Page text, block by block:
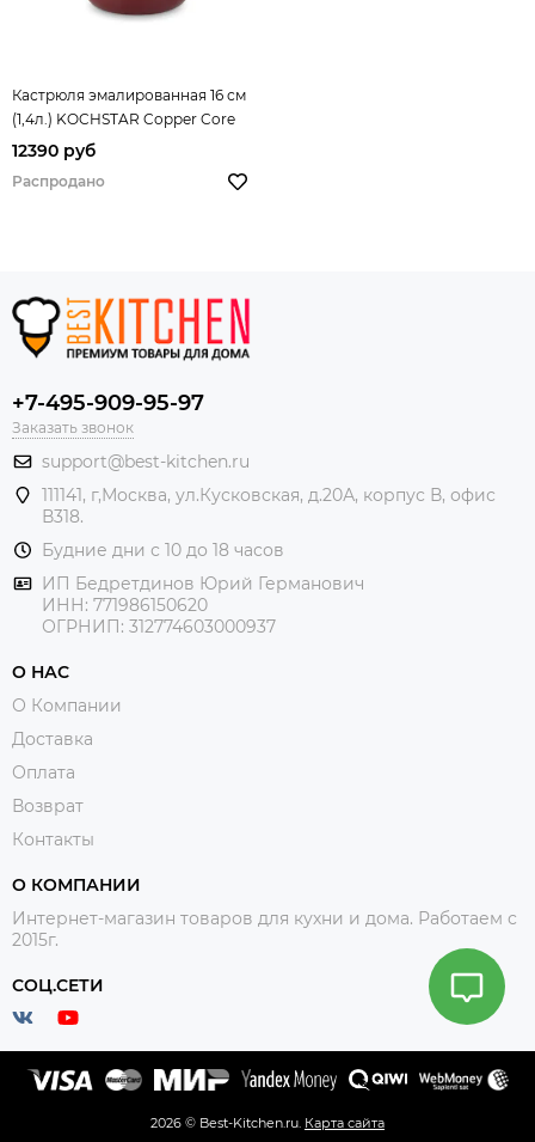
Кастрюля эмалированная 16 см
(1,4л.) KOCHSTAR Copper Core
Cookware арт. 32603016
12390 руб
Распродано
+7-495-909-95-97
Заказать звонок
support@best-kitchen.ru
111141, г,Москва, ул.Кусковская, д.20А, корпус В, офис
В318.
Будние дни с 10 до 18 часов
ИП Бедретдинов Юрий Германович
ИНН: 771986150620
ОГРНИП: 312774603000937
О НАС
О Компании
Доставка
Оплата
Возврат
Контакты
О КОМПАНИИ
Интернет-магазин товаров для кухни и дома. Работаем с
2015г.
СОЦ.СЕТИ
2026 © Best-Kitchen.ru. Карта сайта